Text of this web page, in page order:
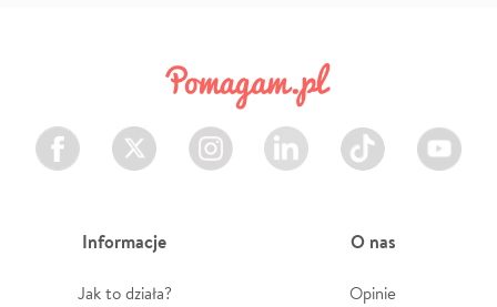
Facebook Twitter Instagram LinkedIn TikTok Youtube
Informacje
Jak to działa?
O nas
Opinie